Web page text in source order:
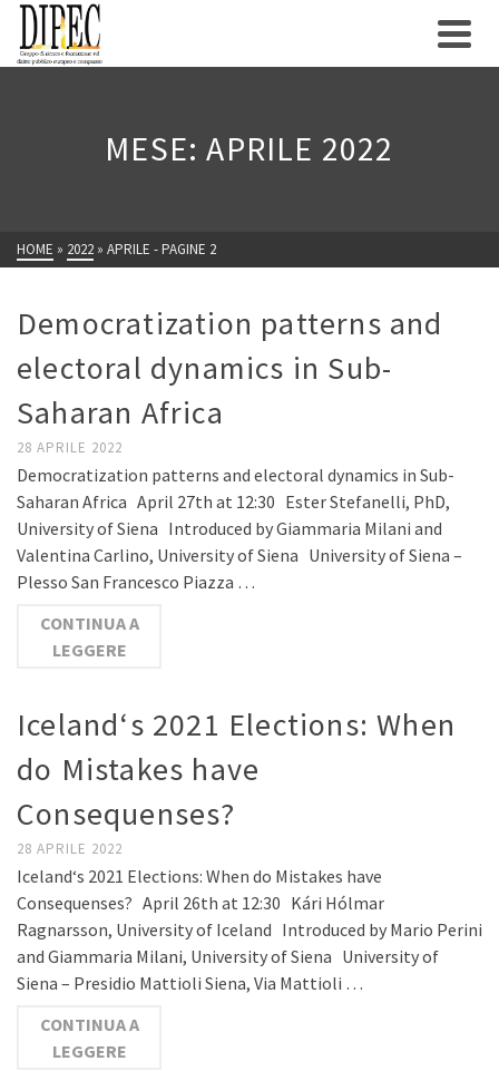
MESE: APRILE 2022
HOME » 2022 » APRILE - PAGINE 2
Democratization patterns and
electoral dynamics in Sub-
Saharan Africa
28 APRILE 2022
Democratization patterns and electoral dynamics in Sub-
Saharan Africa April 27th at 12:30 Ester Stefanelli, PhD,
University of Siena Introduced by Giammaria Milani and
Valentina Carlino, University of Siena University of Siena –
Plesso San Francesco Piazza …
CONTINUA A
LEGGERE
Iceland‘s 2021 Elections: When
do Mistakes have
Consequenses?
28 APRILE 2022
Iceland‘s 2021 Elections: When do Mistakes have
Consequenses? April 26th at 12:30 Kári Hólmar
Ragnarsson, University of Iceland Introduced by Mario Perini
and Giammaria Milani, University of Siena University of
Siena – Presidio Mattioli Siena, Via Mattioli …
CONTINUA A
LEGGERE